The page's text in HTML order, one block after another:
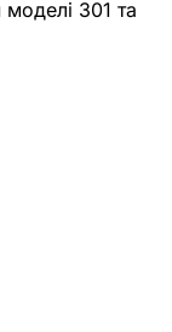
301 та